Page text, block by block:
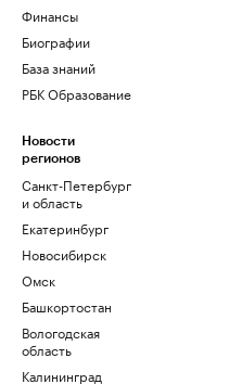
Финансы
Биографии
База знаний
РБК Образование
Новости
регионов
Санкт-Петербург
и область
Екатеринбург
Новосибирск
Омск
Башкортостан
Вологодская
область
Калининград